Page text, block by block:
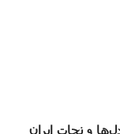
و نجات ایران